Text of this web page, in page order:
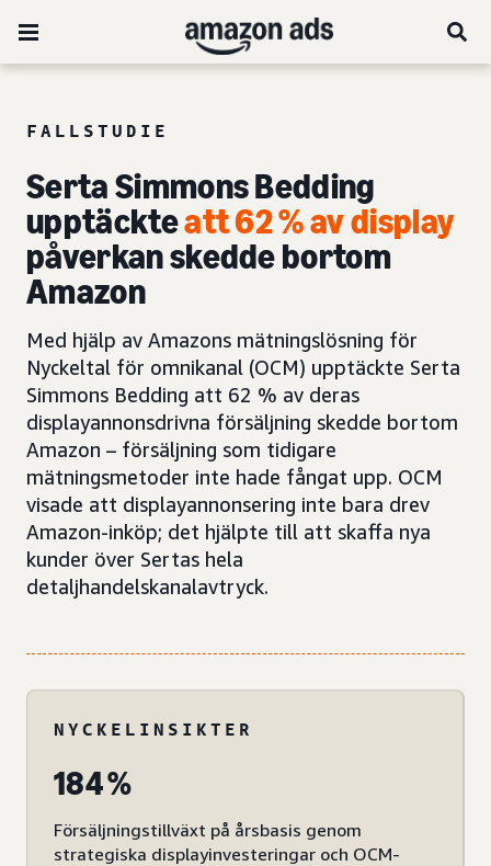
FALLSTUDIE
Serta Simmons Bedding
upptäckteatt 62 % av display
påverkan skedde bortom
Amazon
Med hjälp av Amazons mätningslösning för
Nyckeltal för omnikanal (OCM) upptäckte Serta
Simmons Bedding att 62 % av deras
displayannonsdrivna försäljning skedde bortom
Amazon – försäljning som tidigare
mätningsmetoder inte hade fångat upp. OCM
visade att displayannonsering inte bara drev
Amazon-inköp; det hjälpte till att skaffa nya
kunder över Sertas hela
detaljhandelskanalavtryck.
NYCKELINSIKTER
184 %
Försäljningstillväxt på årsbasis genom
strategiska displayinvesteringar och OCM-